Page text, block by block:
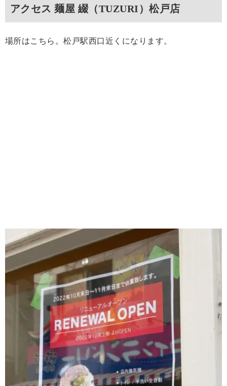
アクセス 麺屋 綴（TUZURI）松戸店
場所はこちら。松戸駅西口近くになります。